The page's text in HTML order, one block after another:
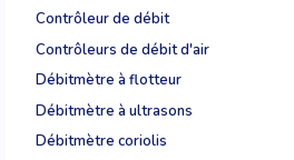
Contrôleur de débit
Contrôleurs de débit d'air
Débitmètre à flotteur
Débitmètre à ultrasons
Débitmètre coriolis